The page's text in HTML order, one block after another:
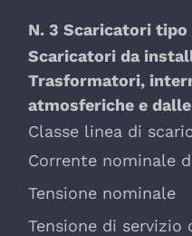
N. 3 Scaricatori tipo
Scaricatori da
Trasformatori,
atmosferiche e
Classe linea di
Corrente nominale
Tensione nominale
Tensione di servizio